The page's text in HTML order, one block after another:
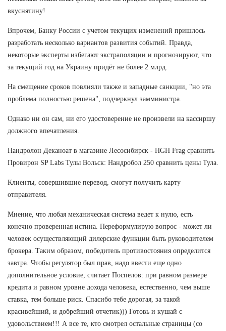
вкуснятину!
Впрочем, Банку России с учетом текущих изменений пришлось
разработать несколько вариантов развития событий. Правда,
некоторые эксперты избегают экстраполяции и прогнозируют, что
за текущий год на Украину придёт не более 2 млрд.
На смещение сроков повлияли также и западные санкции, "но эта
проблема полностью решена", подчеркнул замминистра.
Однако ни он сам, ни его удостоверение не произвели на кассиршу
должного впечатления.
Нандролон Деканоат в магазине Лесосибирск - HGH Frag сравнить
Провирон SP Labs Тулы Вольск: Нандробол 250 сравнить цены Тула.
Клиенты, совершившие перевод, смогут получить карту
отправителя.
Мнение, что любая механическая система ведет к нулю, есть
конечно проверенная истина. Переформулирую вопрос - может ли
человек осуществляющий дилерские функции быть руководителем
брокера. Таким образом, победитель противостояния определится
завтра. Чтобы регулятор был прав, надо ввести еще одно
дополнительное условие, считает Поспелов: при равном размере
кредита и равном уровне дохода человека, естественно, чем выше
ставка, тем больше риск. Спасибо тебе дорогая, за такой
красивейший, и добрейший отчетик))) Готовь и кушай с
удовольствием!!! А все те, кто смотрел остальные страницы (со